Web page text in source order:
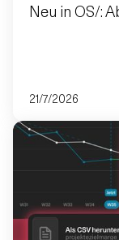
Neu in OS/:
21/7/2026